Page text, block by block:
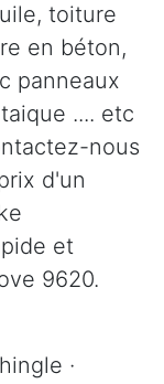
toiture
en béton,
panneaux
.... etc
nous
d'un
et
9620.
·